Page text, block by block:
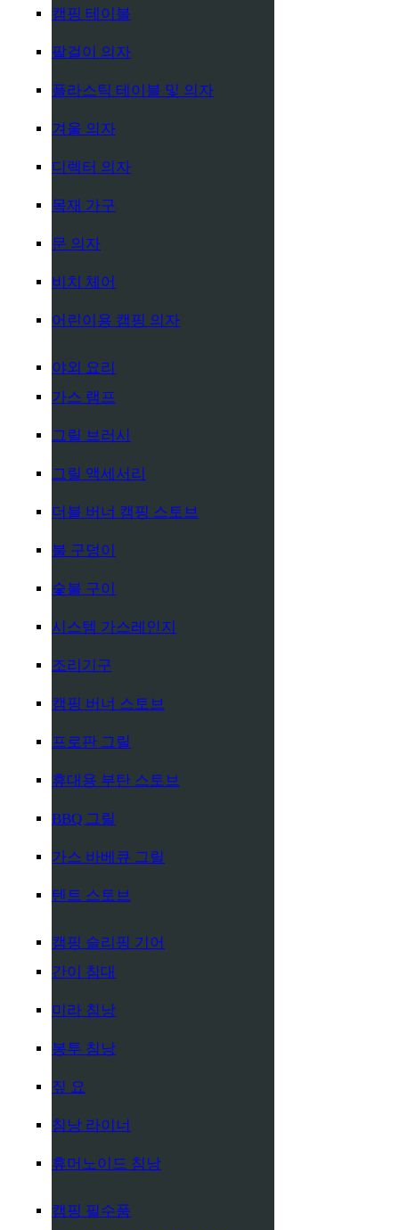
캠핑 테이블
팔걸이 의자
플라스틱 테이블 및 의자
겨울 의자
디렉터 의자
목재 가구
문 의자
비치 체어
어린이용 캠핑 의자
야외 요리
가스 램프
그릴 브러시
그릴 액세서리
더블 버너 캠핑 스토브
불 구덩이
숯불 구이
시스템 가스레인지
조리기구
캠핑 버너 스토브
프로판 그릴
휴대용 부탄 스토브
BBQ 그릴
가스 바베큐 그릴
텐트 스토브
캠핑 슬리핑 기어
간이 침대
미라 침낭
봉투 침낭
짚 요
침낭 라이너
휴머노이드 침낭
캠핑 필수품